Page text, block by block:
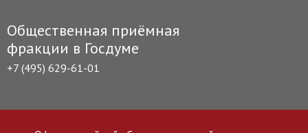
Общественная приёмная
фракции в Госдуме
+7 (495) 629-61-01